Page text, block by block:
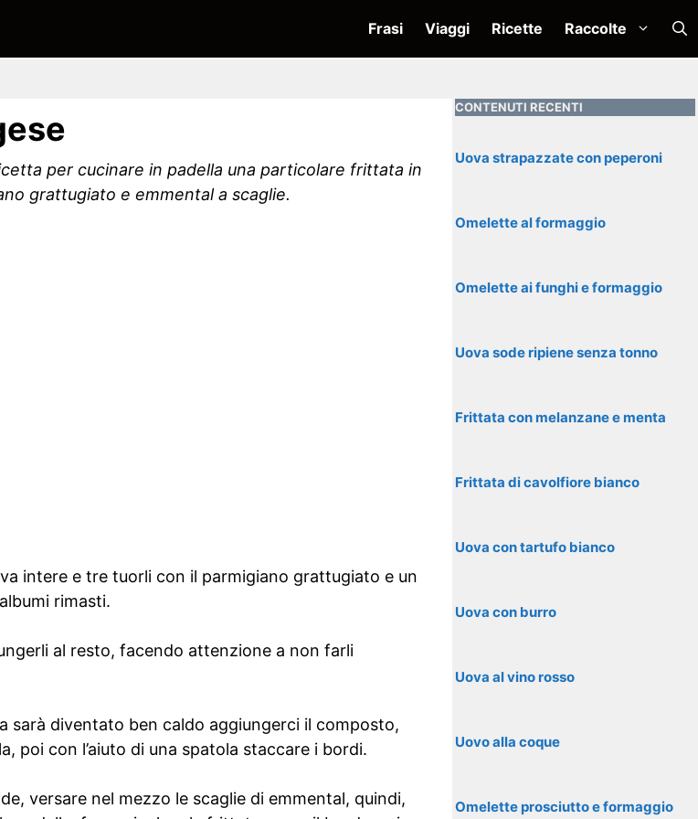
Frasi Viaggi Ricette Raccolte
per cucinare in padella una particolare frittata in
grattugiato e emmental a scaglie.
intere e tre tuorli con il parmigiano grattugiato e un
rimasti.
al resto, facendo attenzione a non farli
sarà diventato ben caldo aggiungerci il composto,
poi con l’aiuto di una spatola staccare i bordi.
versare nel mezzo le scaglie di emmental, quindi,
CONTENUTI RECENTI
Uova strapazzate con peperoni
Omelette al formaggio
Omelette ai funghi e formaggio
Uova sode ripiene senza tonno
Frittata con melanzane e menta
Frittata di cavolfiore bianco
Uova con tartufo bianco
Uova con burro
Uova al vino rosso
Uovo alla coque
Omelette prosciutto e formaggio